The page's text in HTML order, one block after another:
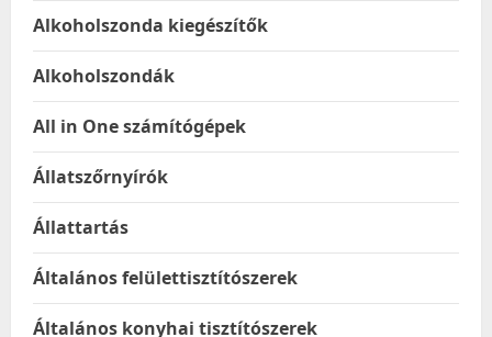
Alkoholszonda kiegészítők
Alkoholszondák
All in One számítógépek
Állatszőrnyírók
Állattartás
Általános felülettisztítószerek
Általános konyhai tisztítószerek